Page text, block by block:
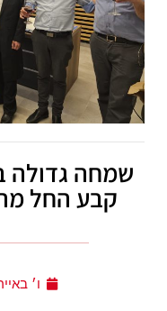
שמחה גדולה
קבע החל
ו׳